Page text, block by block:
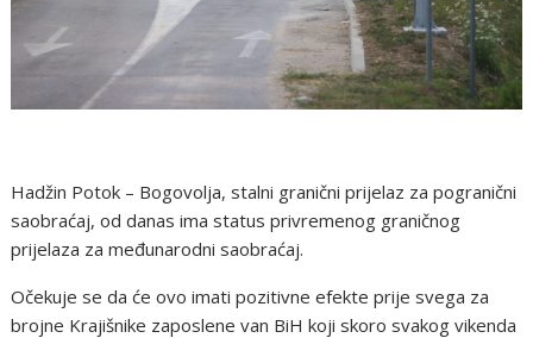
Hadžin Potok – Bogovolja, stalni granični prijelaz za pogranični
saobraćaj, od danas ima status privremenog graničnog
prijelaza za međunarodni saobraćaj.
Očekuje se da će ovo imati pozitivne efekte prije svega za
brojne Krajišnike zaposlene van BiH koji skoro svakog vikenda